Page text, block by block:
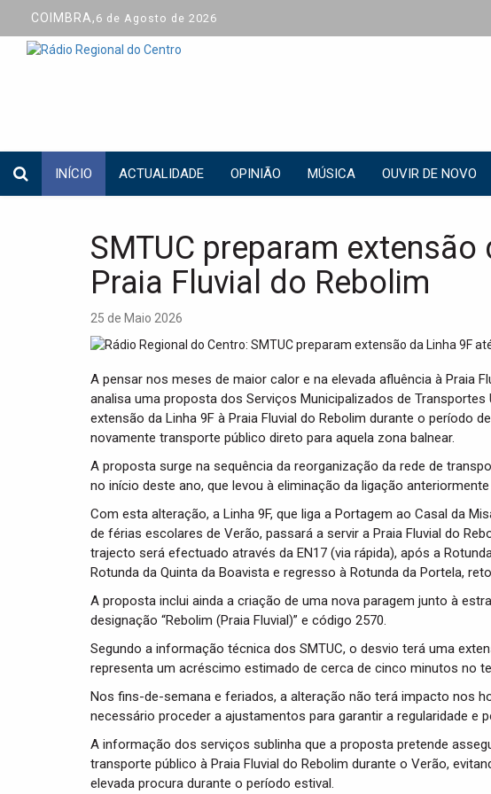
COIMBRA, 6 de Agosto de 2026
INÍCIO ACTUALIDADE OPINIÃO MÚSICA OUVIR DE NOVO
SMTUC preparam extensão
Praia Fluvial do Rebolim
25 de Maio 2026
A pensar nos meses de maior calor e na elevada afluência à Praia
analisa uma proposta dos Serviços Municipalizados de Transportes
extensão da Linha 9F à Praia Fluvial do Rebolim durante o período
novamente transporte público direto para aquela zona balnear.
A proposta surge na sequência da reorganização da rede de
no início deste ano, que levou à eliminação da ligação anteriormente
Com esta alteração, a Linha 9F, que liga a Portagem ao Casal da
de férias escolares de Verão, passará a servir a Praia Fluvial do
trajecto será efectuado através da EN17 (via rápida), após a
Rotunda da Quinta da Boavista e regresso à Rotunda da Portela,
A proposta inclui ainda a criação de uma nova paragem junto à
designação “Rebolim (Praia Fluvial)” e código 2570.
Segundo a informação técnica dos SMTUC, o desvio terá uma
representa um acréscimo estimado de cerca de cinco minutos no
Nos fins-de-semana e feriados, a alteração não terá impacto nos
necessário proceder a ajustamentos para garantir a regularidade e
A informação dos serviços sublinha que a proposta pretende
transporte público à Praia Fluvial do Rebolim durante o Verão,
elevada procura durante o período estival.